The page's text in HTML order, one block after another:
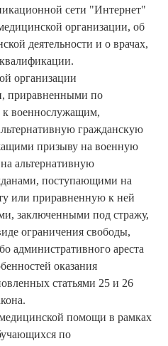
сети "Интернет"
организации, об
деятельности и о врачах,
организации
приравненными по
военнослужащим,
гражданскую
призыву на военную
альтернативную
поступающими на
или приравненную к ней
заключенными под стражу,
ограничения свободы,
административного ареста
оказания
статьями 25 и 26
помощи в рамках
по